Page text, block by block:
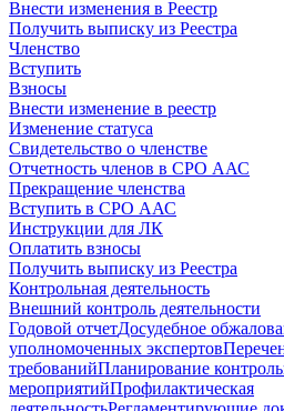
Внести изменения в Реестр
Получить выписку из Реестра
Членство
Вступить
Взносы
Внести изменение в реестр
Изменение статуса
Свидетельство о членстве
Отчетность членов в СРО ААС
Прекращение членства
Вступить в СРО ААС
Инструкции для ЛК
Оплатить взносы
Получить выписку из Реестра
Контрольная деятельность
Внешний контроль деятельности
Годовой отчетДосудебное
уполномоченных экспертов
требованийПланирование
мероприятийПрофилактическая